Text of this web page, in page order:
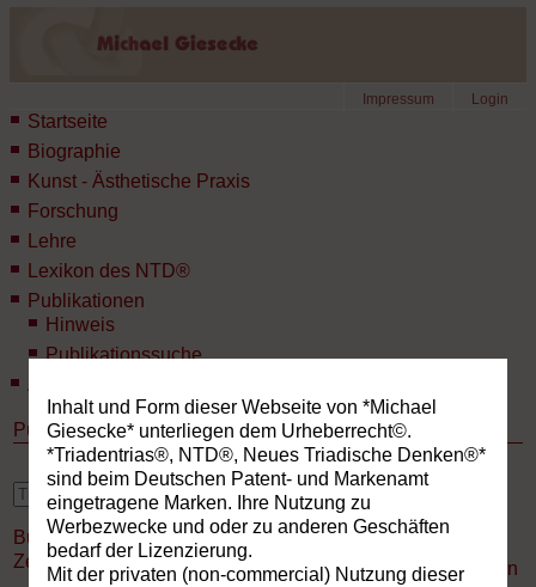
Login
Impressum
Startseite
Biographie
Kunst - Ästhetische Praxis
Forschung
Lehre
Lexikon des NTD®
Publikationen
Hinweis
Publikationssuche
Aktuelles
Publikationen
Buchverzeichnis»
Zeitungsartikel, Interviews im typographischen MediumDrucken
Inhalt und Form dieser Webseite von *Michael
Giesecke* unterliegen dem Urheberrecht©.
*Triadentrias®, NTD®, Neues Triadische Denken®*
sind beim Deutschen Patent- und Markenamt
eingetragene Marken. Ihre Nutzung zu
Werbezwecke und oder zu anderen Geschäften
bedarf der Lizenzierung.
Mit der privaten (non-commercial) Nutzung dieser